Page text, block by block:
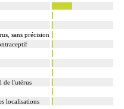
sans précision
de l'utérus
localisations